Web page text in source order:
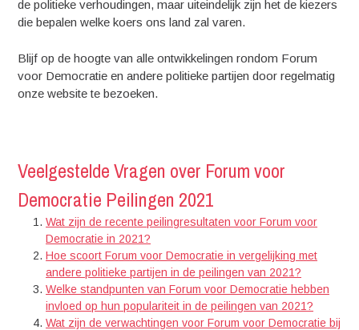
de politieke verhoudingen, maar uiteindelijk zijn het de kiezers
die bepalen welke koers ons land zal varen.
Blijf op de hoogte van alle ontwikkelingen rondom Forum
voor Democratie en andere politieke partijen door regelmatig
onze website te bezoeken.
Veelgestelde Vragen over Forum voor
Democratie Peilingen 2021
Wat zijn de recente peilingresultaten voor Forum voor
Democratie in 2021?
Hoe scoort Forum voor Democratie in vergelijking met
andere politieke partijen in de peilingen van 2021?
Welke standpunten van Forum voor Democratie hebben
invloed op hun populariteit in de peilingen van 2021?
Wat zijn de verwachtingen voor Forum voor Democratie bij